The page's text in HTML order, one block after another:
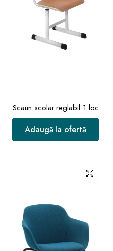
Scaun scolar reglabil 1 loc
Adaugă la ofertă